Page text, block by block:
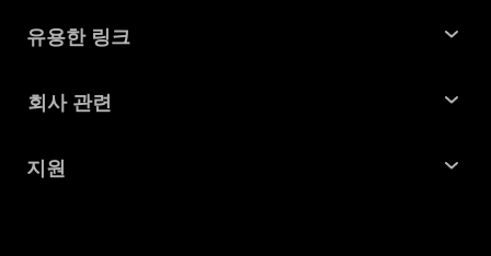
윈도우 데이터 복구
파티션 관리 도구
중복 파일 찾기 및 제거
유용한 링크
꿀팁 모음
맥 복구 솔루션
회사 관련
회사소개
지원